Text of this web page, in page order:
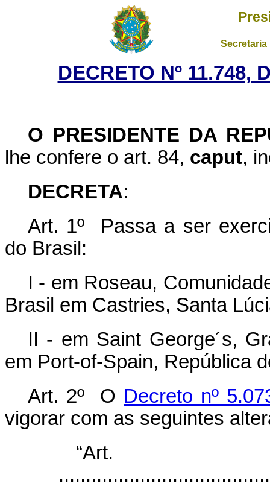
DECRETO Nº 11.748,
O PRESIDENTE DA
lhe confere o art. 84, caput,
DECRETA:
Art. 1º Passa a ser
do Brasil:
I - em Roseau,
Brasil em Castries, Santa
II - em Saint George´s,
em Port-of-Spain, República
Art. 2º O Decreto nº
vigorar com as seguintes